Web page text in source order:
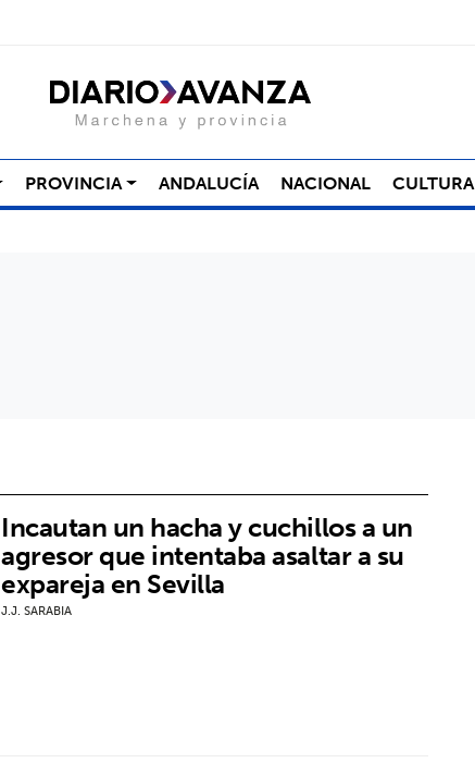
PROVINCIA ANDALUCÍA NACIONAL CULTURA
Incautan un hacha y cuchillos a un
agresor que intentaba asaltar a su
expareja en Sevilla
J.J. SARABIA